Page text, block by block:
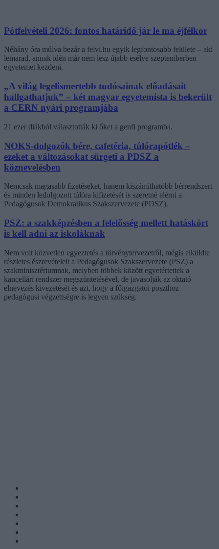
Pótfelvételi 2026: fontos határidő jár le ma éjfélkor
Néhány óra múlva bezár a felvi.hu egyik legfontosabb felülete – aki
lemarad, annak idén már nem lesz újabb esélye szeptemberben
egyetemet kezdeni.
„A világ legelismertebb tudósainak előadásait
hallgathatjuk” – két magyar egyetemista is bekerült
a CERN nyári programjába
21 ezer diákból választották ki őket a genfi programba.
NOKS-dolgozók bére, cafetéria, túlórapótlék –
ezeket a változásokat sürgeti a PDSZ a
köznevelésben
Nemcsak magasabb fizetéseket, hanem kiszámíthatóbb bérrendszert
és minden ledolgozott túlóra kifizetését is szeretné elérni a
Pedagógusok Demokratikus Szakszervezete (PDSZ).
PSZ: a szakképzésben a felelősség mellett hatáskört
is kell adni az iskoláknak
Nem volt közvetlen egyeztetés a törvénytervezetről, mégis elküldte
részletes észrevételeit a Pedagógusok Szakszervezete (PSZ) a
szakminisztériumnak, melyben többek között egyetértettek a
kancellári rendszer megszüntetésével, de javasolják az oktató
elnevezés kivezetését és azt, hogy a főigazgatói poszthoz
pedagógusi végzettségre is legyen szükség.